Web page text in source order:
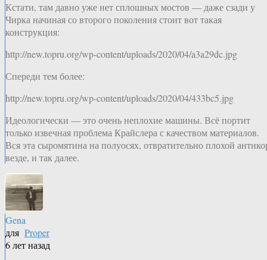
Кстати, там давно уже нет сплошных мостов — даже сзади у
Чирка начиная со второго поколения стоит вот такая
конструкция:
http://new.topru.org/wp-content/uploads/2020/04/a3a29dc.jpg
Спереди тем более:
http://new.topru.org/wp-content/uploads/2020/04/433bc5.jpg
Идеологически — это очень неплохие машины. Всё портит
только извечная проблема Крайслера с качеством материалов.
Вся эта сыромятина на полуосях, отвратительно плохой
везде, и так далее.
Gena
для Proper
6 лет назад